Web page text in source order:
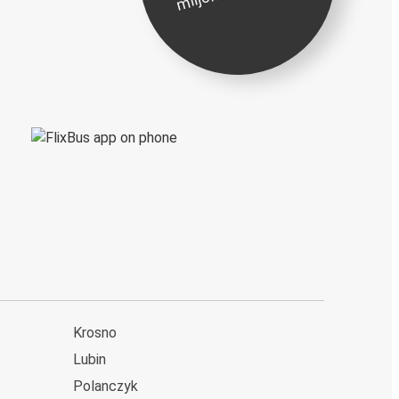
Krosno
Lubin
Polanczyk